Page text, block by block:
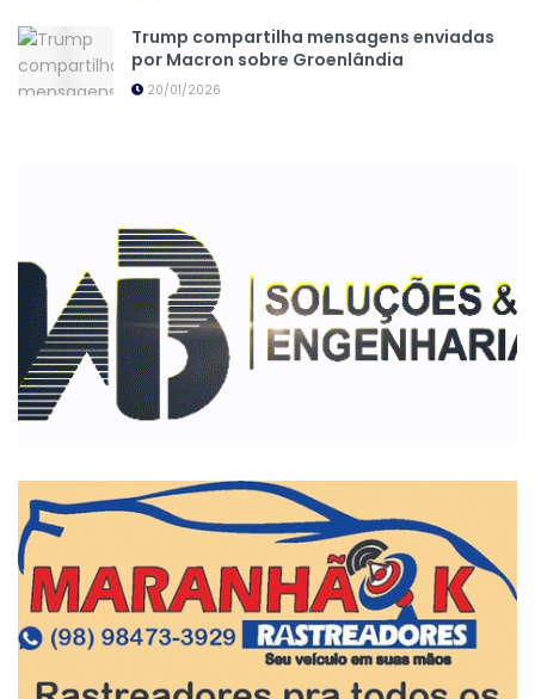
Trump compartilha mensagens enviadas
por Macron sobre Groenlândia
20/01/2026